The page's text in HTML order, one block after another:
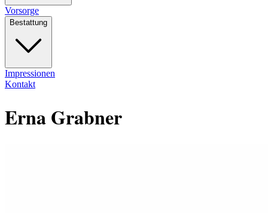
Vorsorge
Bestattung
Impressionen
Kontakt
Erna Grabner